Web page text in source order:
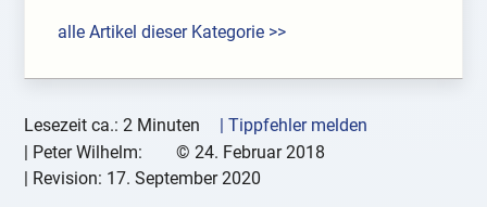
alle Artikel dieser Kategorie >>
Lesezeit ca.: 2 Minuten
| Tippfehler melden
| Peter Wilhelm: © 24. Februar 2018
| Revision: 17. September 2020